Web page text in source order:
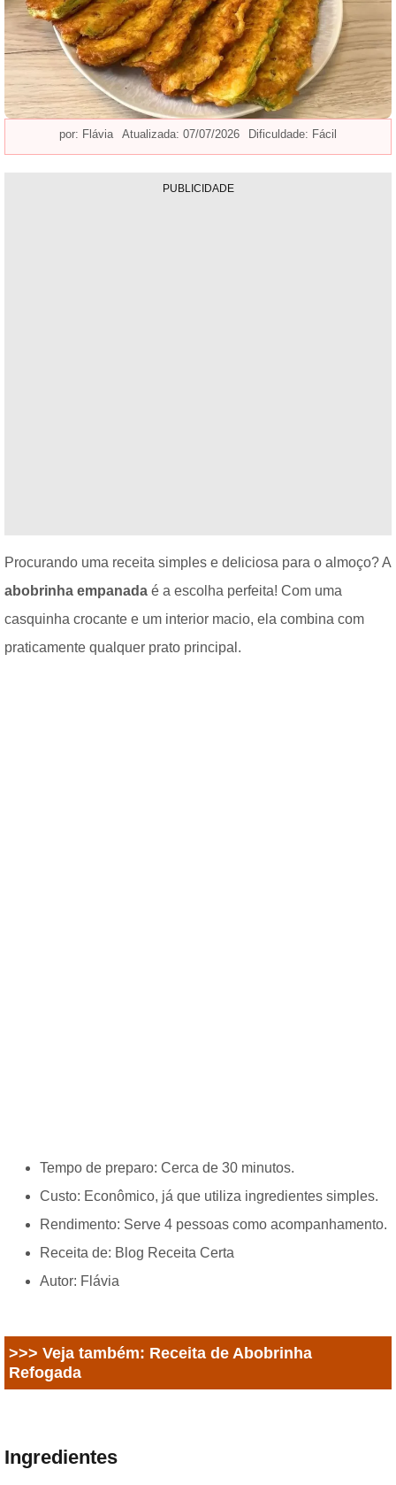
por: Flávia Atualizada: 07/07/2026 Dificuldade: Fácil
PUBLICIDADE
Procurando uma receita simples e deliciosa para o almoço? A
abobrinha empanada é a escolha perfeita! Com uma
casquinha crocante e um interior macio, ela combina com
praticamente qualquer prato principal.
Tempo de preparo: Cerca de 30 minutos.
Custo: Econômico, já que utiliza ingredientes simples.
Rendimento: Serve 4 pessoas como acompanhamento.
Receita de: Blog Receita Certa
Autor: Flávia
>>> Veja também: Receita de Abobrinha
Refogada
Ingredientes